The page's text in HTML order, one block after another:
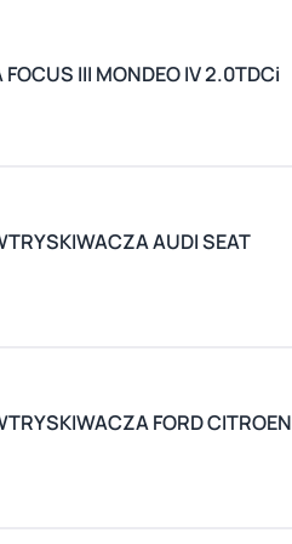
III MONDEO IV 2.0TDCi
AUDI SEAT
FORD CITROEN